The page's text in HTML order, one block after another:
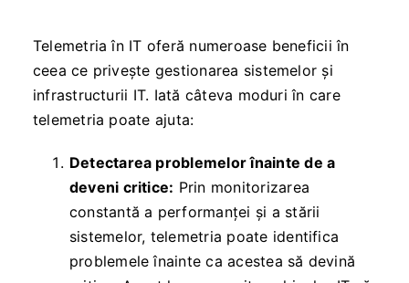
Telemetria în IT oferă numeroase beneficii în
ceea ce privește gestionarea sistemelor și
infrastructurii IT. Iată câteva moduri în care
telemetria poate ajuta:
Detectarea problemelor înainte de a
deveni critice: Prin monitorizarea
constantă a performanței și a stării
sistemelor, telemetria poate identifica
problemele înainte ca acestea să devină